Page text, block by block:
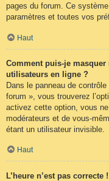
pages du forum. Ce
paramètres et toutes vos
Haut
Comment puis-je
utilisateurs en ligne ?
Dans le panneau de
forum », vous trouverez
activez cette option, vous
modérateurs et de vous-
étant un utilisateur invisible.
Haut
L’heure n’est pas correcte !